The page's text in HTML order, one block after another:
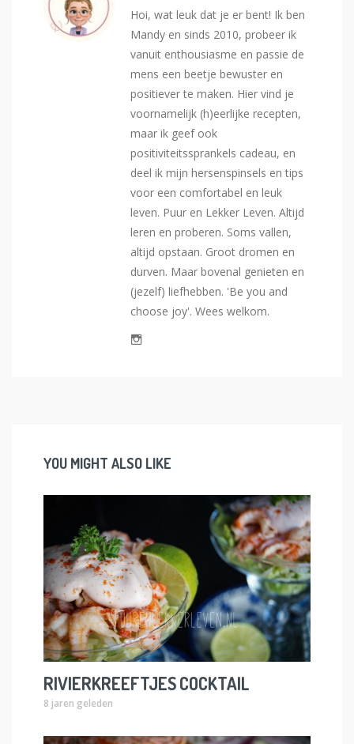
Hoi, wat leuk dat je er bent! Ik ben
Mandy en sinds 2010, probeer ik
vanuit enthousiasme en passie de
mens een beetje bewuster en
positiever te maken. Hier vind je
voornamelijk (h)eerlijke recepten,
maar ik geef ook
positiviteitssprankels cadeau, en
deel ik mijn hersenspinsels en tips
voor een comfortabel en leuk
leven. Puur en Lekker Leven. Altijd
leren en proberen. Soms vallen,
altijd opstaan. Groot dromen en
durven. Maar bovenal genieten en
(jezelf) liefhebben. 'Be you and
choose joy'. Wees welkom.
YOU MIGHT ALSO LIKE
RIVIERKREEFTJES COCKTAIL
8 jaren geleden